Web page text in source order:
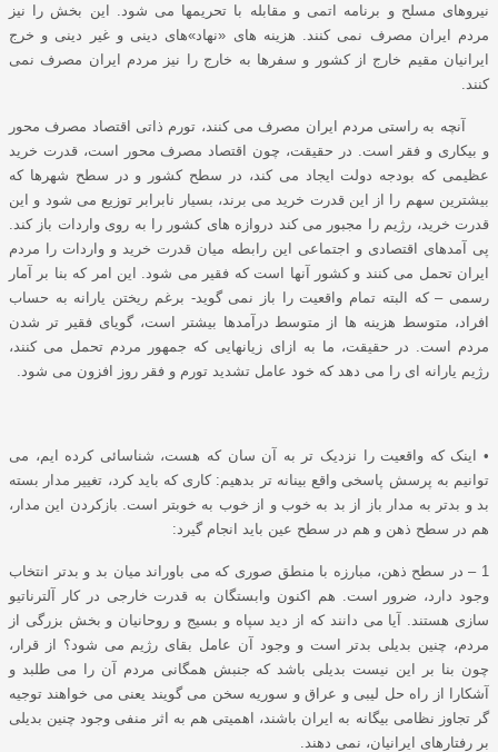
نیروهای مسلح و برنامه اتمی و مقابله با تحریمها می شود. این بخش را نیز
مردم ایران مصرف نمی کنند. هزینه های «نهاد»های دینی و غیر دینی و خرج
ایرانیان مقیم خارج از کشور و سفرها به خارج را نیز مردم ایران مصرف نمی
کنند.
آنچه به راستی مردم ایران مصرف می کنند، تورم ذاتی اقتصاد مصرف محور
و بیکاری و فقر است. در حقیقت، چون اقتصاد مصرف محور است، قدرت خرید
عظیمی که بودجه دولت ایجاد می کند، در سطح کشور و در سطح شهرها که
بیشترین سهم را از این قدرت خرید می برند، بسیار نابرابر توزیع می شود و این
قدرت خرید، رﮊیم را مجبور می کند دروازه های کشور را به روی واردات باز کند.
پی آمدهای اقتصادی و اجتماعی این رابطه میان قدرت خرید و واردات را مردم
ایران تحمل می کنند و کشور آنها است که فقیر می شود. این امر که بنا بر آمار
رسمی – که البته تمام واقعیت را باز نمی گوید- برغم ریختن یارانه به حساب
افراد، متوسط هزینه ها از متوسط درآمدها بیشتر است، گویای فقیر تر شدن
مردم است. در حقیقت، ما به ازای زیانهایی که جمهور مردم تحمل می کنند،
رﮊیم یارانه ای را می دهد که خود عامل تشدید تورم و فقر روز افزون می شود.
• اینک که واقعیت را نزدیک تر به آن سان که هست، شناسائی کرده ایم، می
توانیم به پرسش پاسخی واقع بینانه تر بدهیم: کاری که باید کرد، تغییر مدار بسته
بد و بدتر به مدار باز از بد به خوب و از خوب به خوبتر است. بازکردن این مدار،
هم در سطح ذهن و هم در سطح عین باید انجام گیرد:
1 – در سطح ذهن، مبارزه با منطق صوری که می باوراند میان بد و بدتر انتخاب
وجود دارد، ضرور است. هم اکنون وابستگان به قدرت خارجی در کار آلترناتیو
سازی هستند. آیا می دانند که از دید سپاه و بسیج و روحانیان و بخش بزرگی از
مردم، چنین بدیلی بدتر است و وجود آن عامل بقای رﮊیم می شود؟ از قرار،
چون بنا بر این نیست بدیلی باشد که جنبش همگانی مردم آن را می طلبد و
آشکارا از راه حل لیبی و عراق و سوریه سخن می گویند یعنی می خواهند توجیه
گر تجاوز نظامی بیگانه به ایران باشند، اهمیتی هم به اثر منفی وجود چنین بدیلی
بر رفتارهای ایرانیان، نمی دهند.